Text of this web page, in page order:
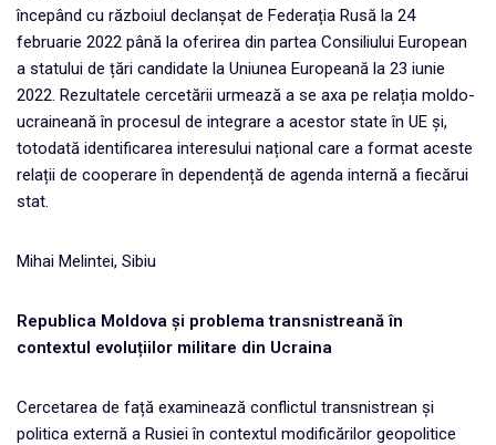
începând cu războiul declanșat de Federația Rusă la 24
februarie 2022 până la oferirea din partea Consiliului European
a statului de țări candidate la Uniunea Europeană la 23 iunie
2022. Rezultatele cercetării urmează a se axa pe relația moldo-
ucraineană în procesul de integrare a acestor state în UE și,
totodată identificarea interesului național care a format aceste
relații de cooperare în dependență de agenda internă a fiecărui
stat.
Mihai Melintei, Sibiu
Republica Moldova și problema transnistreană în
contextul evoluțiilor militare din Ucraina
Cercetarea de față examinează conflictul transnistrean și
politica externă a Rusiei în contextul modificărilor geopolitice